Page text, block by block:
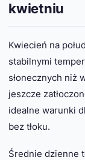
kwietniu
Kwiecień na
stabilnymi
słonecznych niż
jeszcze
idealne warunki
bez tłoku.
Średnie dzienne